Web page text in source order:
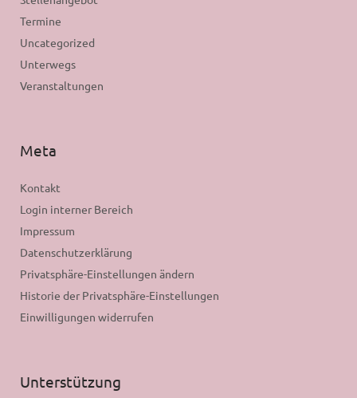
Termine
Uncategorized
Unterwegs
Veranstaltungen
Meta
Kontakt
Login interner Bereich
Impressum
Datenschutzerklärung
Privatsphäre-Einstellungen ändern
Historie der Privatsphäre-Einstellungen
Einwilligungen widerrufen
Unterstützung